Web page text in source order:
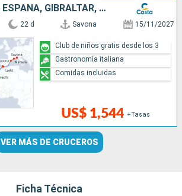
ITALIA, FRANCIA, ESPAÑA, GIBRALTAR, CANARIAS, ANTILLAS, ISLAS VÍRGENES
22 d Savona 15/11/2027
US$ 1,544 +Tasas
Club de niños gratis desde los 3
Gastronomía italiana
Comidas incluidas
VER MÁS DE CRUCEROS
Ficha Técnica